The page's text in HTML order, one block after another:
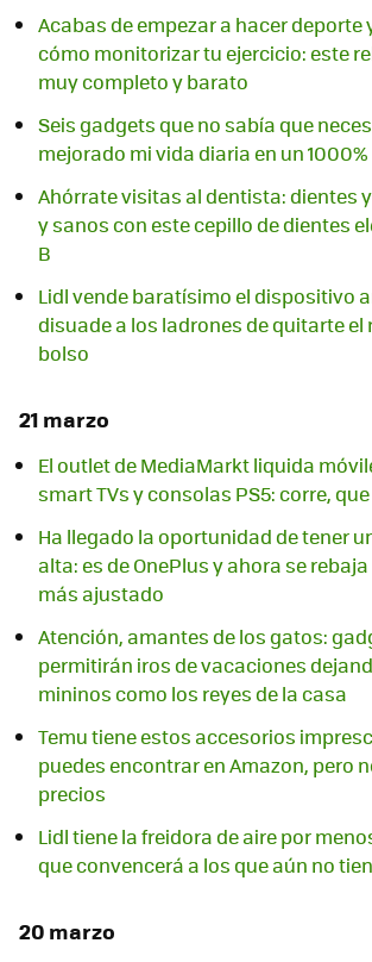
Acabas de empezar a hacer deporte
cómo monitorizar tu ejercicio: este
muy completo y barato
Seis gadgets que no sabía que
mejorado mi vida diaria en un 1000%
Ahórrate visitas al dentista: dientes
y sanos con este cepillo de dientes
B
Lidl vende baratísimo el dispositivo
disuade a los ladrones de quitarte el
bolso
21 marzo
El outlet de MediaMarkt liquida
smart TVs y consolas PS5: corre,
Ha llegado la oportunidad de tener
alta: es de OnePlus y ahora se
más ajustado
Atención, amantes de los gatos:
permitirán iros de vacaciones
mininos como los reyes de la casa
Temu tiene estos accesorios
puedes encontrar en Amazon, pero
precios
Lidl tiene la freidora de aire por
que convencerá a los que aún no
20 marzo